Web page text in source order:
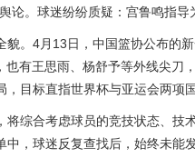
论。球迷纷纷质疑： 宫鲁鸣指导
貌。4月13日，中国篮协公布的
也有王思雨、杨舒予等外线尖刀
目标直指世界杯与亚运会两项国
将综合考虑球员的竞技状态、技
，球迷反复查找后，始终未能